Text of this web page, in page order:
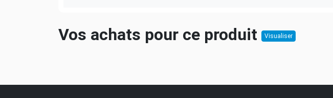
Vos achats pour ce produit Visualiser